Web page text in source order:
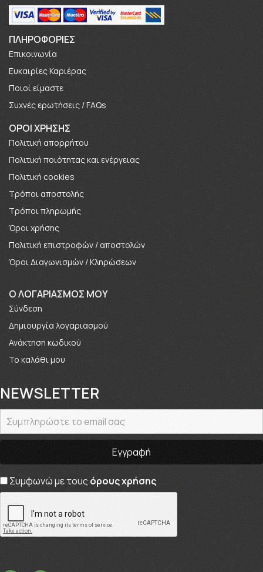
ΠΛΗΡΟΦΟΡΊΕΣ
Επικοινωνία
Ευκαιρίες Καριέρας
Πoιοί είμαστε
Συχνές ερωτήσεις / FAQs
ΟΡΟΙ ΧΡΗΣΗΣ
Πολιτική απορρήτου
Πολιτική ποιότητας και ενέργειας
Πολιτική cookies
Τρόποι αποστολής
Τρόποι πληρωμής
Όροι χρήσης
Πολιτική επιστροφών / αποστολών
Όροι Διαγωνισμών / Κληρώσεων
O ΛΟΓΑΡΙΑΣΜΟΣ ΜΟΥ
Σύνδεση
Δημιουργία λογαριασμού
Ανάκτηση κωδικού
Το καλάθι μου
NEWSLETTER
Συμφωνώ με τους όρους χρήσης